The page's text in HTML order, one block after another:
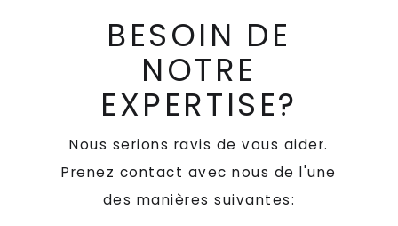
BESOIN DE
NOTRE
EXPERTISE?
Nous serions ravis de vous aider.
Prenez contact avec nous de l'une
des manières suivantes: